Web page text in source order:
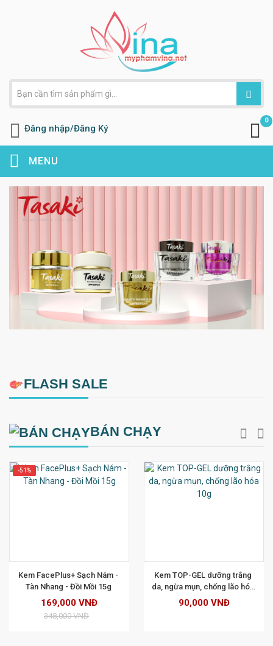
Đăng nhập/Đăng Ký
0
MENU
FLASH SALE
BÁN CHẠY
-51%
Kem FacePlus+ Sạch Nám -
169,000 VNĐ
348,000 VNĐ
Kem TOP-GEL dưỡng trắng
da, ngừa mụn, chống lão hóa
10g
90,000 VNĐ